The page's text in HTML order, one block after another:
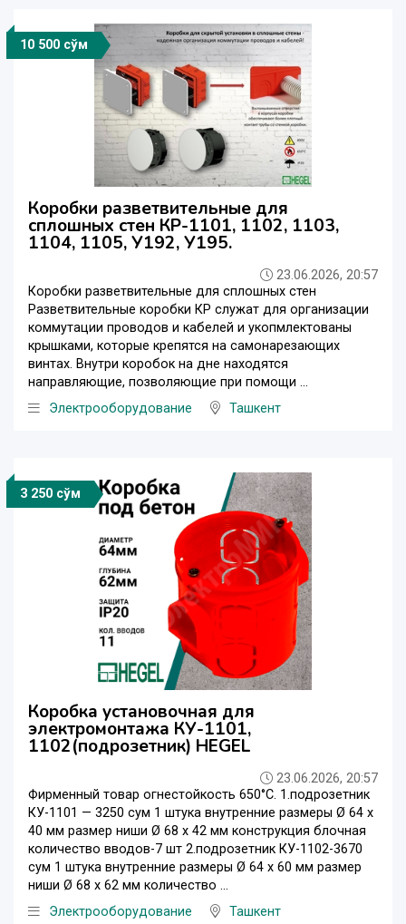
10 500 сўм
Коробки разветвительные для
сплошных стен КР-1101, 1102, 1103,
1104, 1105, У192, У195.
23.06.2026, 20:57
Коробки разветвительные для сплошных стен
Разветвительные коробки КР служат для организации
коммутации проводов и кабелей и укопмлектованы
крышками, которые крепятся на самонарезающих
винтах. Внутри коробок на дне находятся
направляющие, позволяющие при помощи ...
Электрооборудование
Ташкент
3 250 сўм
Коробка установочная для
электромонтажа КУ-1101,
1102(подрозетник) HEGEL
23.06.2026, 20:57
Фирменный товар огнестойкость 650°C. 1.подрозетник
КУ-1101 — 3250 сум 1 штука внутренние размеры Ø 64 x
40 мм размер ниши Ø 68 x 42 мм конструкция блочная
количество вводов-7 шт 2.подрозетник КУ-1102-3670
сум 1 штука внутренние размеры Ø 64 x 60 мм размер
ниши Ø 68 x 62 мм количество ...
Электрооборудование
Ташкент